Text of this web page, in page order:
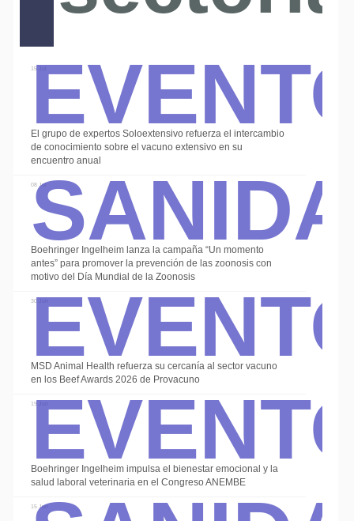
15 Jul
El grupo de expertos Soloextensivo refuerza el intercambio
de conocimiento sobre el vacuno extensivo en su
encuentro anual
08 Jul
Boehringer Ingelheim lanza la campaña “Un momento
antes” para promover la prevención de las zoonosis con
motivo del Día Mundial de la Zoonosis
30 Jun
MSD Animal Health refuerza su cercanía al sector vacuno
en los Beef Awards 2026 de Provacuno
19 Jun
Boehringer Ingelheim impulsa el bienestar emocional y la
salud laboral veterinaria en el Congreso ANEMBE
15 Jun